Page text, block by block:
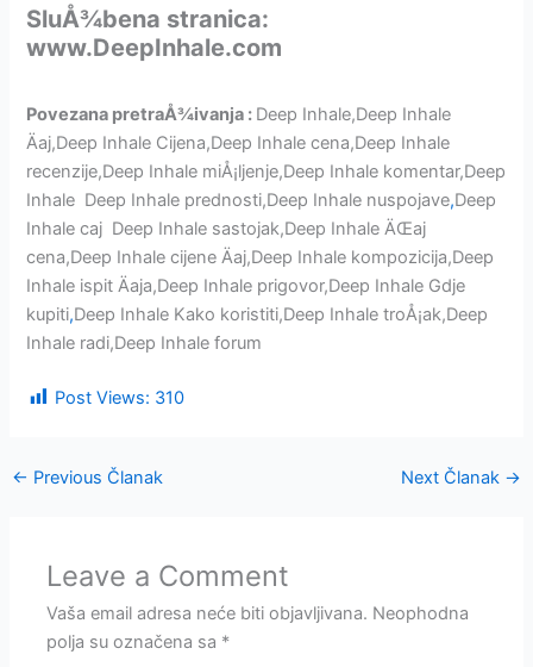
SluÅ¾bena stranica:
www.DeepInhale.com
Povezana pretraÅ¾ivanja : Deep Inhale,Deep Inhale
Äaj,Deep Inhale Cijena,Deep Inhale cena,Deep Inhale
recenzije,Deep Inhale miÅ¡ljenje,Deep Inhale komentar,Deep
Inhale Deep Inhale prednosti,Deep Inhale nuspojave,Deep
Inhale caj Deep Inhale sastojak,Deep Inhale ÄŒaj
cena,Deep Inhale cijene Äaj,Deep Inhale kompozicija,Deep
Inhale ispit Äaja,Deep Inhale prigovor,Deep Inhale Gdje
kupiti,Deep Inhale Kako koristiti,Deep Inhale troÅ¡ak,Deep
Inhale radi,Deep Inhale forum
Post Views: 310
← Previous Članak Next Članak →
Leave a Comment
Vaša email adresa neće biti objavljivana. Neophodna
polja su označena sa *